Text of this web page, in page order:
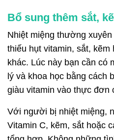
Bổ sung thêm sắt,
Nhiệt miệng thường
thiếu hụt vitamin, sắt, kẽm
khác. Lúc này bạn cần có
lý và khoa học bằng cách
giàu vitamin vào thực đơn
Với người bị nhiệt miệng,
Vitamin C, kẽm, sắt hoặc